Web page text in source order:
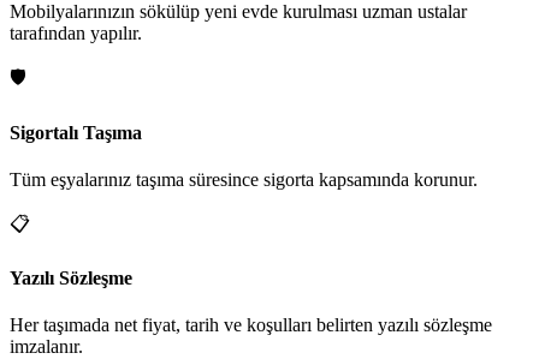
Mobilyalarınızın sökülüp yeni evde kurulması uzman ustalar
tarafından yapılır.
🛡️
Sigortalı Taşıma
Tüm eşyalarınız taşıma süresince sigorta kapsamında korunur.
📋
Yazılı Sözleşme
Her taşımada net fiyat, tarih ve koşulları belirten yazılı sözleşme
imzalanır.